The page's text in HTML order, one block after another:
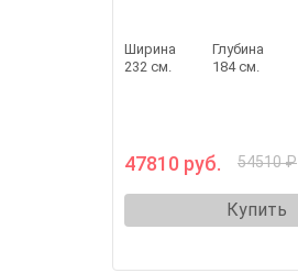
Ширина
232 см.
Глубина
184 см.
47810 руб. 54510 ₽
Купить